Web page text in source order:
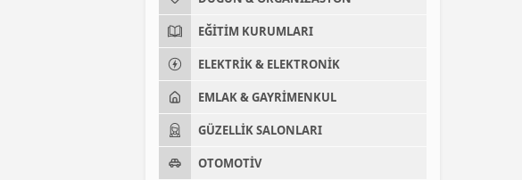
EĞITIM KURUMLARI
ELEKTRIK & ELEKTRONIK
EMLAK & GAYRIMENKUL
GÜZELLIK SALONLARI
OTOMOTIV